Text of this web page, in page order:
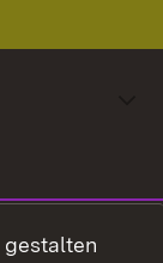
gestalten